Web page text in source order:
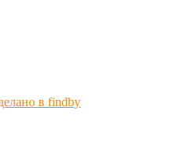
в findby